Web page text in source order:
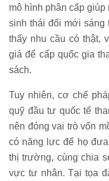
mô hình phân cấp
sinh thái đổi mới sáng
thấy nhu cầu có thật,
giá để cấp quốc gia
sách.
Tuy nhiên, cơ chế
quỹ đầu tư quốc tế
nên đóng vai trò vốn
có năng lực để họ
thị trường, cùng chia
vực tư nhân. Tại tọa